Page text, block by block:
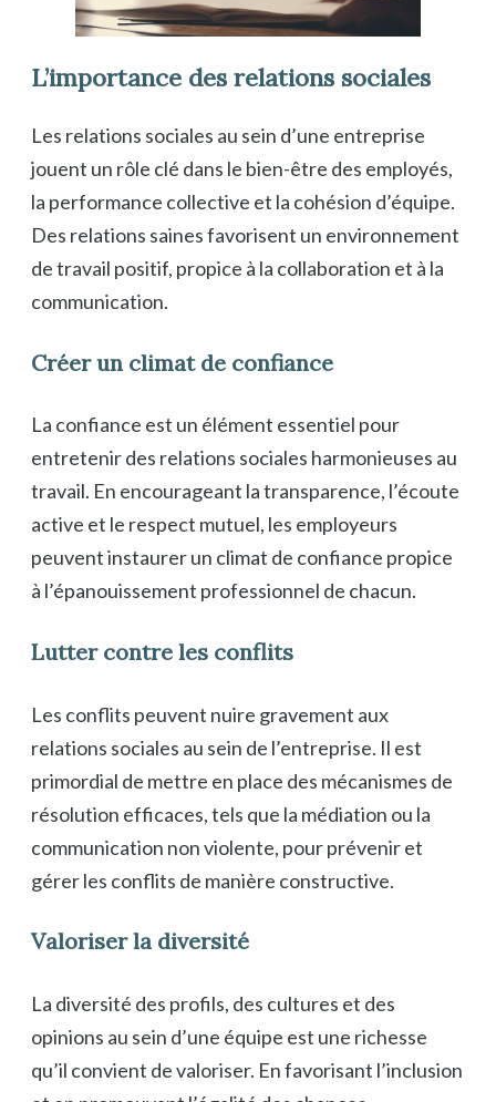
L’importance des relations sociales
Les relations sociales au sein d’une entreprise
jouent un rôle clé dans le bien-être des employés,
la performance collective et la cohésion d’équipe.
Des relations saines favorisent un environnement
de travail positif, propice à la collaboration et à la
communication.
Créer un climat de confiance
La confiance est un élément essentiel pour
entretenir des relations sociales harmonieuses au
travail. En encourageant la transparence, l’écoute
active et le respect mutuel, les employeurs
peuvent instaurer un climat de confiance propice
à l’épanouissement professionnel de chacun.
Lutter contre les conflits
Les conflits peuvent nuire gravement aux
relations sociales au sein de l’entreprise. Il est
primordial de mettre en place des mécanismes de
résolution efficaces, tels que la médiation ou la
communication non violente, pour prévenir et
gérer les conflits de manière constructive.
Valoriser la diversité
La diversité des profils, des cultures et des
opinions au sein d’une équipe est une richesse
qu’il convient de valoriser. En favorisant l’inclusion